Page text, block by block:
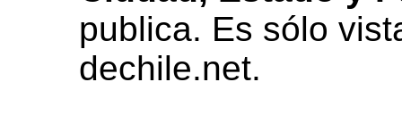
publica. Es sólo
dechile.net.